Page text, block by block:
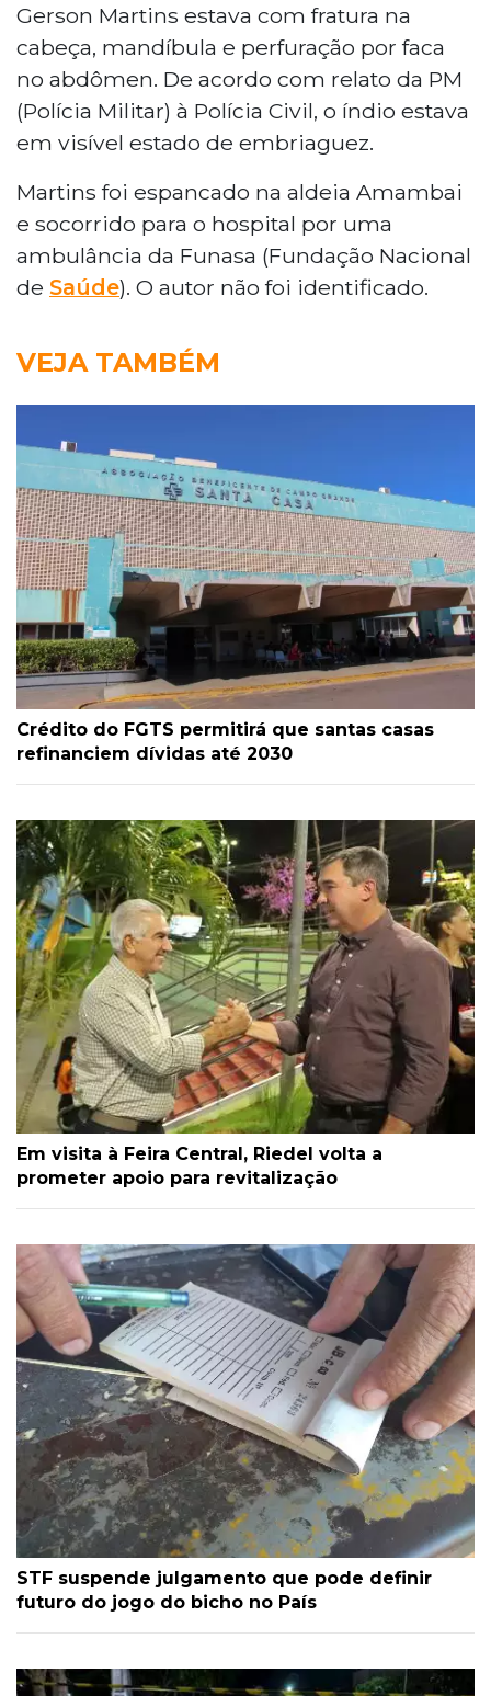
Gerson Martins estava com fratura na
cabeça, mandíbula e perfuração por faca
no abdômen. De acordo com relato da PM
(Polícia Militar) à Polícia Civil, o índio estava
em visível estado de embriaguez.
Martins foi espancado na aldeia Amambai
e socorrido para o hospital por uma
ambulância da Funasa (Fundação Nacional
de Saúde). O autor não foi identificado.
VEJA TAMBÉM
Crédito do FGTS permitirá que santas casas
refinanciem dívidas até 2030
Em visita à Feira Central, Riedel volta a
prometer apoio para revitalização
STF suspende julgamento que pode definir
futuro do jogo do bicho no País